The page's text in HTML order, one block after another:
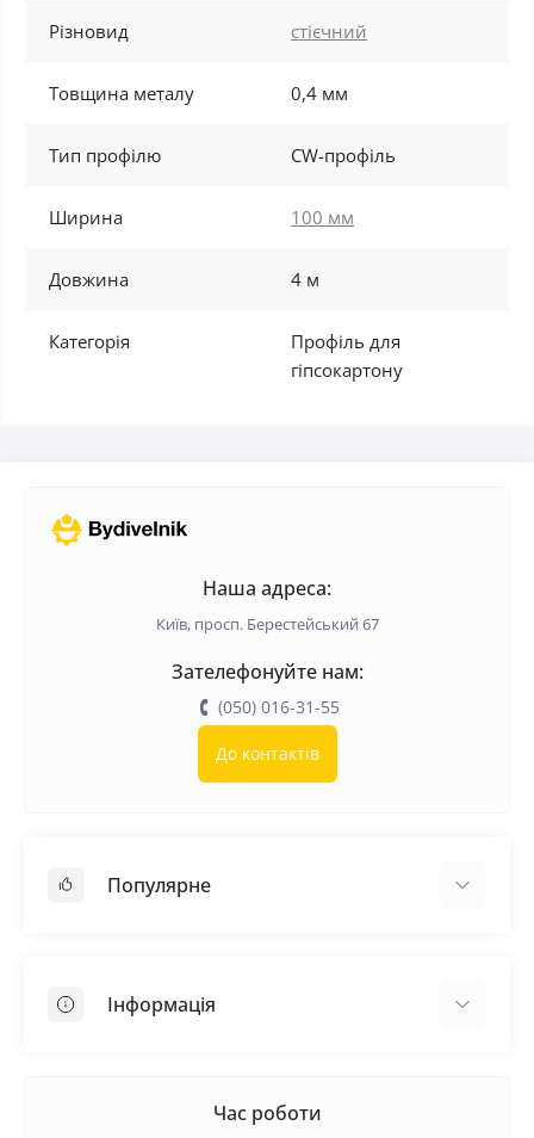
Різновид стієчний
Товщина металу 0,4 мм
Тип профілю CW-профіль
Ширина 100 мм
Довжина 4 м
Категорія
Профіль для
гіпсокартону
Наша адреса:
Київ, просп. Берестейський 67
Зателефонуйте нам:
(050) 016-31-55
До контактів
Популярне
Самовирівнююча суміш
Інформація
Час роботи